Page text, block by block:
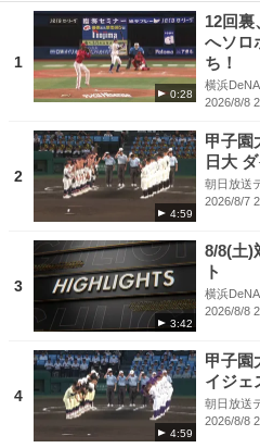
1
0:28
12回裏
へソロ
ち！
横浜
2026/8/8
2
4:59
甲子園
日大
朝日放送
2026/8/7
3
3:42
8/8(土)
ト
横浜
2026/8/8
4
4:59
甲子園
イジェ
朝日放送
2026/8/8